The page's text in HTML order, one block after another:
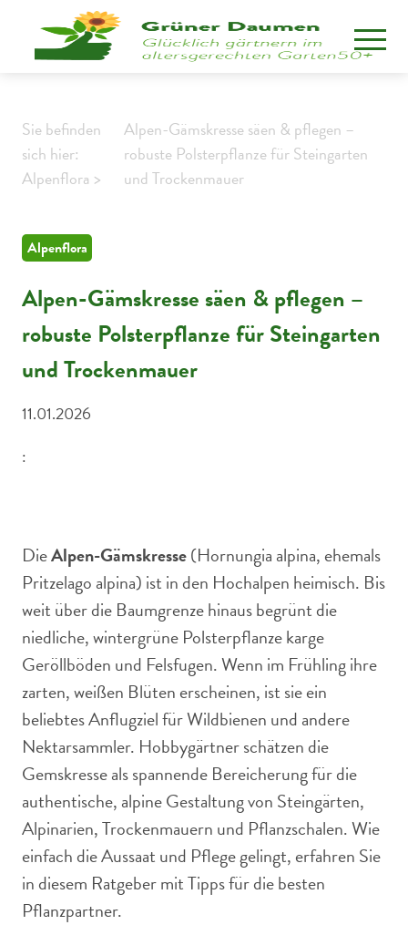
Sie befinden
sich hier:
Alpenflora >
Alpen-Gämskresse säen & pflegen –
robuste Polsterpflanze für Steingarten
und Trockenmauer
Alpenflora
Alpen-Gämskresse säen & pflegen –
robuste Polsterpflanze für Steingarten
und Trockenmauer
11.01.2026
:
DieAlpen-Gämskresse(Hornungia alpina, ehemals
Pritzelago alpina) ist in den Hochalpen heimisch. Bis
weit über die Baumgrenze hinaus begrünt die
niedliche, wintergrüne Polsterpflanze karge
Geröllböden und Felsfugen. Wenn im Frühling ihre
zarten, weißen Blüten erscheinen, ist sie ein
beliebtes Anflugziel für Wildbienen und andere
Nektarsammler. Hobbygärtner schätzen die
Gemskresse als spannende Bereicherung für die
authentische, alpine Gestaltung von Steingärten,
Alpinarien, Trockenmauern und Pflanzschalen. Wie
einfach die Aussaat und Pflege gelingt, erfahren Sie
in diesem Ratgeber mit Tipps für die besten
Pflanzpartner.